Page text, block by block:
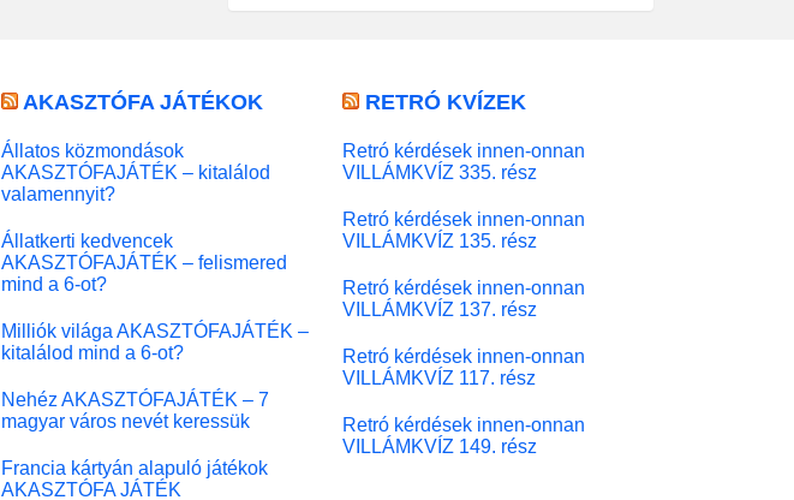
AKASZTÓFA JÁTÉKOK
Állatos közmondások
AKASZTÓFAJÁTÉK – kitalálod
valamennyit?
Állatkerti kedvencek
AKASZTÓFAJÁTÉK – felismered
mind a 6-ot?
Milliók világa AKASZTÓFAJÁTÉK –
kitalálod mind a 6-ot?
Nehéz AKASZTÓFAJÁTÉK – 7
magyar város nevét keressük
Francia kártyán alapuló játékok
AKASZTÓFA JÁTÉK
RETRÓ KVÍZEK
Retró kérdések innen-onnan
VILLÁMKVÍZ 335. rész
Retró kérdések innen-onnan
VILLÁMKVÍZ 135. rész
Retró kérdések innen-onnan
VILLÁMKVÍZ 137. rész
Retró kérdések innen-onnan
VILLÁMKVÍZ 117. rész
Retró kérdések innen-onnan
VILLÁMKVÍZ 149. rész